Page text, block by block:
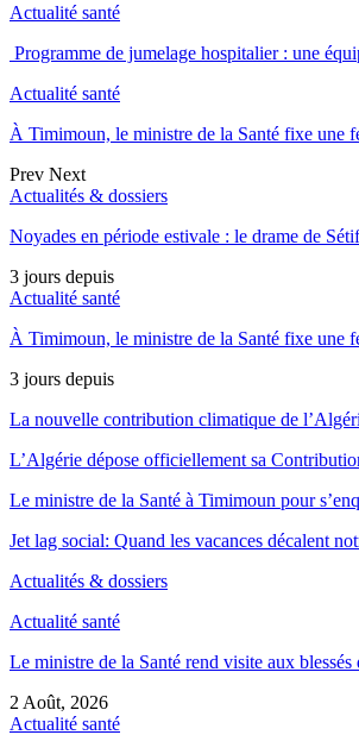
Actualité santé
Programme de jumelage hospitalier : une
Actualité santé
À Timimoun, le ministre de la Santé fixe une
Prev Next
Actualités & dossiers
Noyades en période estivale : le drame de
3 jours depuis
Actualité santé
À Timimoun, le ministre de la Santé fixe une
3 jours depuis
La nouvelle contribution climatique de
L’Algérie dépose officiellement sa
Le ministre de la Santé à Timimoun pour
Jet lag social: Quand les vacances décalent
Actualités & dossiers
Actualité santé
Le ministre de la Santé rend visite aux
2 Août, 2026
Actualité santé